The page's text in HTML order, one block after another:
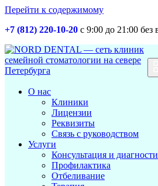
Перейти к содержимому
+7 (812) 220-10-20 с 9:00 до 21:00
Основная
навигация
О нас
Клиники
Лицензии
Реквизиты
Связь с руководством
Услуги
Консультация и
Профилактика
Отбеливание